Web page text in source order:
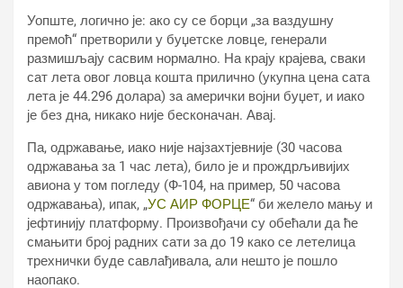
Уопште, логично је: ако су се борци „за ваздушну
премоћ“ претворили у буџетске ловце, генерали
размишљају сасвим нормално. На крају крајева, сваки
сат лета овог ловца кошта прилично (укупна цена сата
лета је 44.296 долара) за амерички војни буџет, и иако
је без дна, никако није бесконачан. Авај.
Па, одржавање, иако није најзахтјевније (30 часова
одржавања за 1 час лета), било је и прождрљивијих
авиона у том погледу (Ф-104, на пример, 50 часова
одржавања), ипак, „УС АИР ФОРЦЕ“ би желело мању и
јефтинију платформу. Произвођачи су обећали да ће
смањити број радних сати за до 19 како се летелица
трехнички буде савлађивала, али нешто је пошло
наопако.